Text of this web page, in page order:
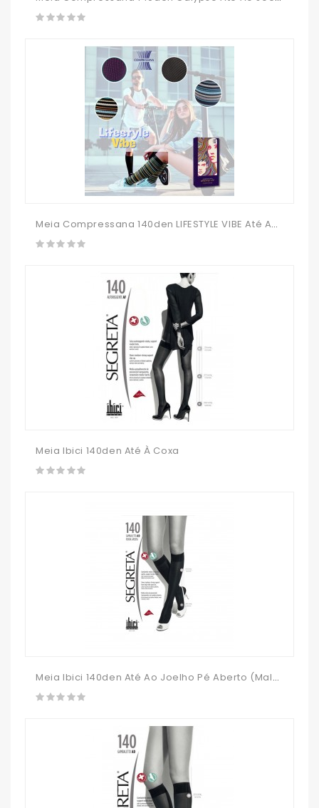
Meia Compressana 140den LIFESTYLE VIBE Até Ao Joelho - MODERNA E DE ALTO CONFORTO
Meia Ibici 140den Até À Coxa
Meia Ibici 140den Até Ao Joelho Pé Aberto (malha De Favo)